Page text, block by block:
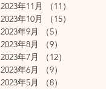
2023年11月
（11）
2023年10月
（15）
2023年9月
（5）
2023年8月
（9）
2023年7月
（12）
2023年6月
（9）
2023年5月
（8）